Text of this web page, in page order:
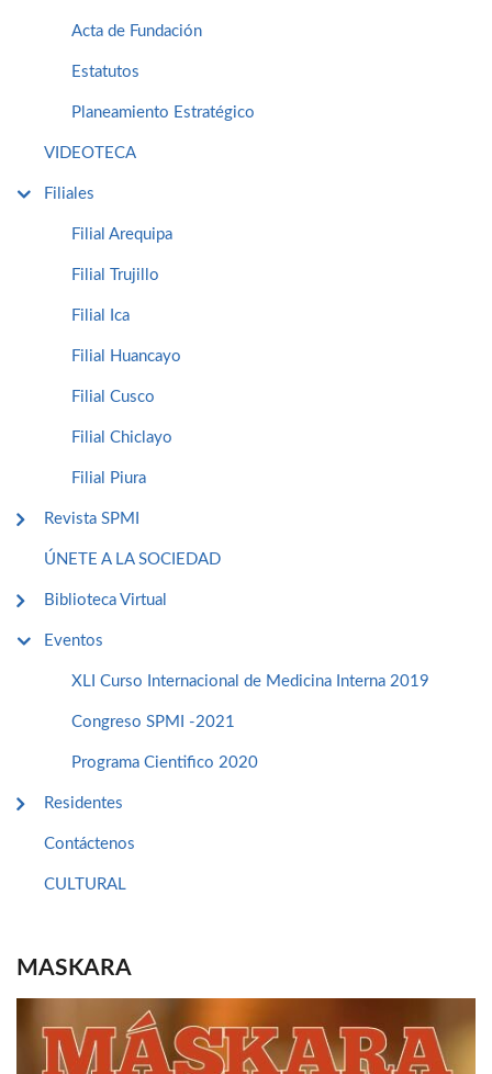
Acta de Fundación
Estatutos
Planeamiento Estratégico
VIDEOTECA
Filiales
Filial Arequipa
Filial Trujillo
Filial Ica
Filial Huancayo
Filial Cusco
Filial Chiclayo
Filial Piura
Revista SPMI
ÚNETE A LA SOCIEDAD
Biblioteca Virtual
Eventos
XLI Curso Internacional de Medicina Interna 2019
Congreso SPMI -2021
Programa Cientifico 2020
Residentes
Contáctenos
CULTURAL
MASKARA